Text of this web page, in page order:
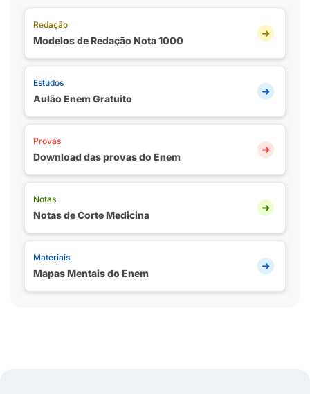
Redação
Modelos de Redação Nota 1000
Estudos
Aulão Enem Gratuito
Provas
Download das provas do Enem
Notas
Notas de Corte Medicina
Materiais
Mapas Mentais do Enem